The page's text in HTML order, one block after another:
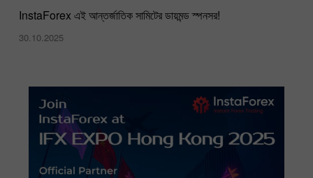
InstaForex এই আন্তর্জাতিক সামিটের ডায়মন্ড স্পনসর!
30.10.2025